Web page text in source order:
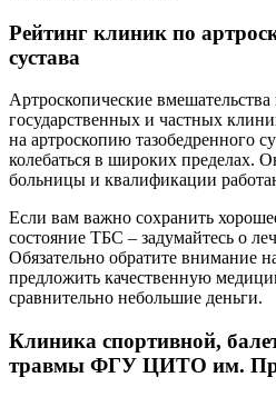
Рейтинг клиник по
сустава
Артроскопические
государственных и частных
на артроскопию тазобедренного
колебаться в широких пределах.
больницы и квалификации
Если вам важно сохранить
состояние ТБС – задумайтесь о
Обязательно обратите внимание
предложить качественную
сравнительно небольшие деньги.
Клиника спортивной,
травмы ФГУ ЦИТО им.